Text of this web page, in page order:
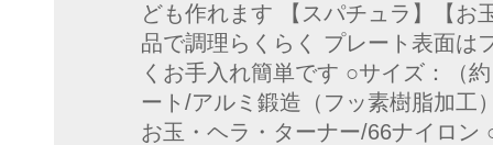
ども作れます 【スパチュラ】【お
品で調理らくらく プレート表面は
くお手入れ簡単です ○サイズ：（
ート/アルミ鍛造（フッ素樹脂
お玉・ヘラ・ターナー/66ナイロン